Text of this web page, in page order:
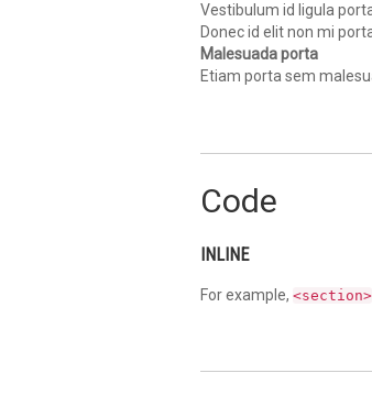
Vestibulum id ligula
Donec id elit non mi
Malesuada porta
Etiam porta sem
Code
INLINE
For example, <section>